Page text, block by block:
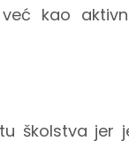
kao
školstva jer